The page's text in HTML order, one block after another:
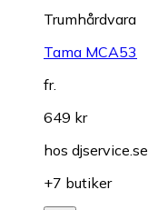
Trumhårdvara
Tama MCA53
fr.
649 kr
hos djservice.se
+7 butiker